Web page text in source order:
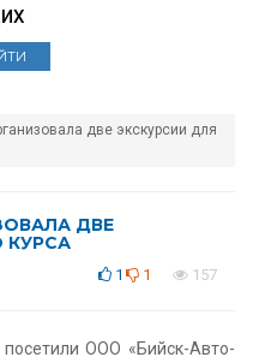
две экскурсии для
ДВЕ
КУРСА
1 1 157
ООО «Бийск-Авто-